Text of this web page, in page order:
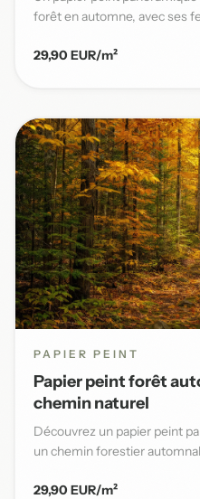
forêt en automne, avec ses
29,90 EUR/m²
PAPIER PEINT
Papier peint forêt
chemin naturel
Découvrez un papier peint
un chemin forestier
29,90 EUR/m²